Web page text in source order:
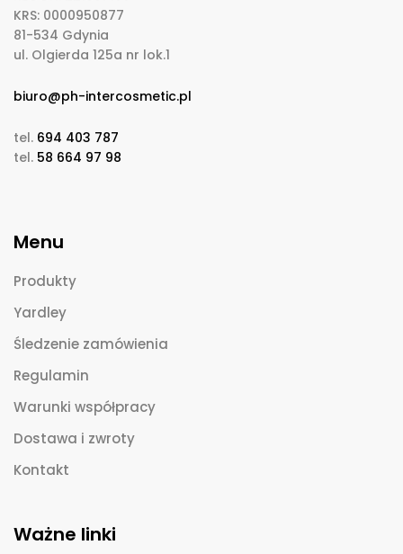
KRS: 0000950877
81-534 Gdynia
ul. Olgierda 125a nr lok.1
biuro@ph-intercosmetic.pl
tel. 694 403 787
tel. 58 664 97 98
Menu
Produkty
Yardley
Śledzenie zamówienia
Regulamin
Warunki współpracy
Dostawa i zwroty
Kontakt
Ważne linki